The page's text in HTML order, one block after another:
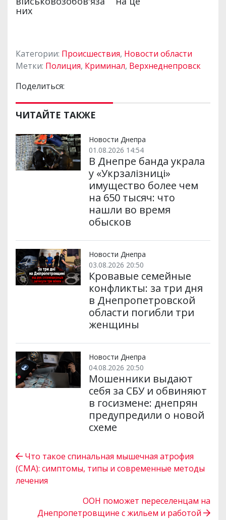
Категории: Происшествия, Новости области
Метки: Полиция, Криминал, Верхнеднепровск
Поделиться:
ЧИТАЙТЕ ТАКЖЕ
Новости Днепра
01.08.2026 14:54
В Днепре банда украла
у «Укрзалізниці»
имущество более чем
на 650 тысяч: что
нашли во время
обысков
Новости Днепра
03.08.2026 20:50
Кровавые семейные
конфликты: за три дня
в Днепропетровской
области погибли три
женщины
Новости Днепра
04.08.2026 20:50
Мошенники выдают
себя за СБУ и обвиняют
в госизмене: днепрян
предупредили о новой
схеме
Что такое спинальная мышечная атрофия
(СМА): симптомы, типы и современные методы
лечения
ООН поможет переселенцам на
Днепропетровщине с жильем и работой